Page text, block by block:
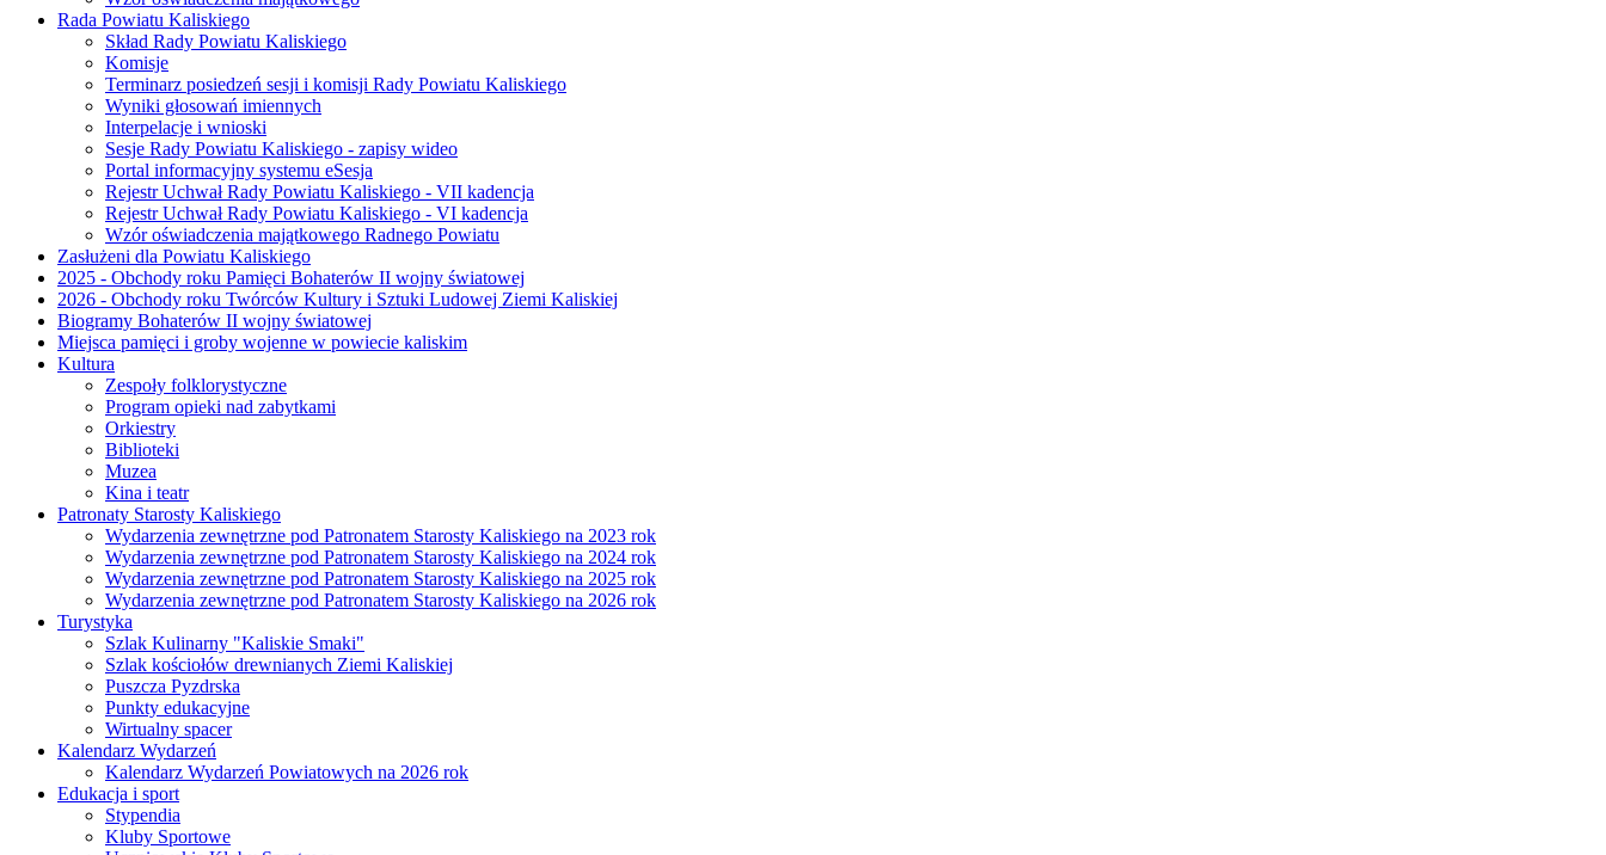
Rada Powiatu Kaliskiego
Skład Rady Powiatu Kaliskiego
Komisje
Terminarz posiedzeń sesji i komisji Rady Powiatu Kaliskiego
Wyniki głosowań imiennych
Interpelacje i wnioski
Sesje Rady Powiatu Kaliskiego - zapisy wideo
Portal informacyjny systemu eSesja
Rejestr Uchwał Rady Powiatu Kaliskiego - VII kadencja
Rejestr Uchwał Rady Powiatu Kaliskiego - VI kadencja
Wzór oświadczenia majątkowego Radnego Powiatu
Zasłużeni dla Powiatu Kaliskiego
2025 - Obchody roku Pamięci Bohaterów II wojny światowej
2026 - Obchody roku Twórców Kultury i Sztuki Ludowej Ziemi Kaliskiej
Biogramy Bohaterów II wojny światowej
Miejsca pamięci i groby wojenne w powiecie kaliskim
Kultura
Zespoły folklorystyczne
Program opieki nad zabytkami
Orkiestry
Biblioteki
Muzea
Kina i teatr
Patronaty Starosty Kaliskiego
Wydarzenia zewnętrzne pod Patronatem Starosty Kaliskiego na 2023 rok
Wydarzenia zewnętrzne pod Patronatem Starosty Kaliskiego na 2024 rok
Wydarzenia zewnętrzne pod Patronatem Starosty Kaliskiego na 2025 rok
Wydarzenia zewnętrzne pod Patronatem Starosty Kaliskiego na 2026 rok
Turystyka
Szlak Kulinarny "Kaliskie Smaki"
Szlak kościołów drewnianych Ziemi Kaliskiej
Puszcza Pyzdrska
Punkty edukacyjne
Wirtualny spacer
Kalendarz Wydarzeń
Kalendarz Wydarzeń Powiatowych na 2026 rok
Edukacja i sport
Stypendia
Kluby Sportowe